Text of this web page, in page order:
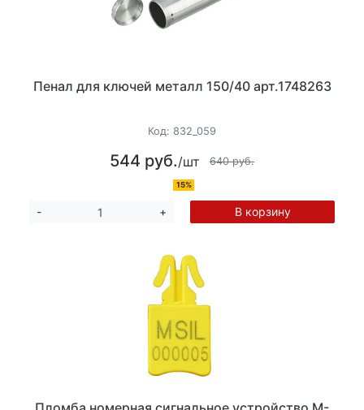
Пенал для ключей металл 150/40 арт.1748263
Код: 832_059
544 руб./шт 640 руб.
15%
- + В корзину